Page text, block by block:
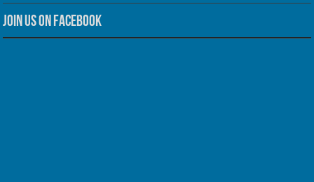
Join us on Facebook